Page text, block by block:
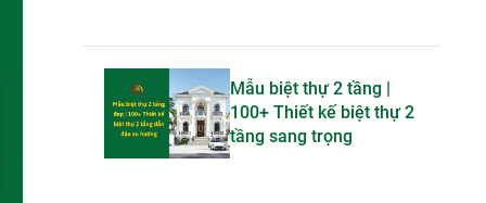
Mẫu biệt thự 2 tầng |
100+ Thiết kế biệt thự 2
tầng sang trọng